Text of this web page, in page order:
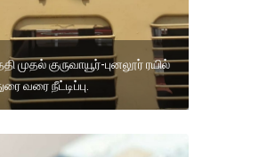
முதல் குருவாயூர்-புனலூர் ரயில்
வரை நீட்டிப்பு.